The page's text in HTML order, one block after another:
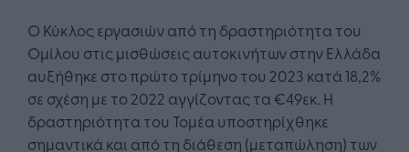
Ο Κύκλος εργασιών από τη δραστηριότητα του
Ομίλου στις μισθώσεις αυτοκινήτων στην Ελλάδα
αυξήθηκε στο πρώτο τρίμηνο του 2023 κατά 18,2%
σε σχέση με το 2022 αγγίζοντας τα €49εκ. Η
δραστηριότητα του Τομέα υποστηρίχθηκε
σημαντικά και από τη διάθεση (μεταπώληση) των